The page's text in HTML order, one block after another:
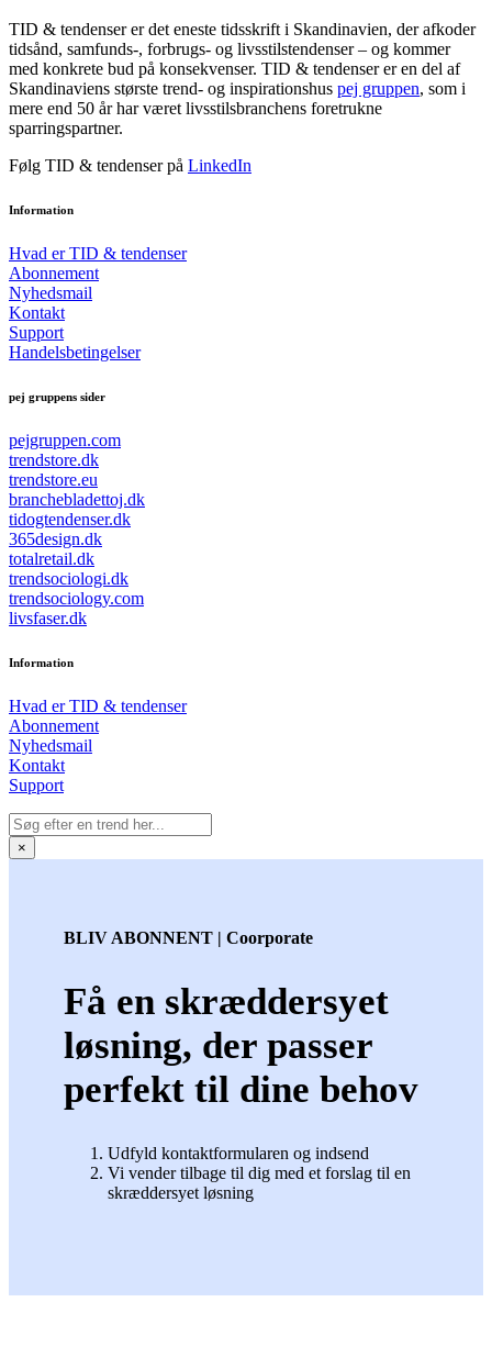
TID & tendenser er det eneste tidsskrift i Skandinavien, der afkoder
tidsånd, samfunds-, forbrugs- og livsstilstendenser – og kommer
med konkrete bud på konsekvenser. TID & tendenser er en del af
Skandinaviens største trend- og inspirationshus pej gruppen, som i
mere end 50 år har været livsstilsbranchens foretrukne
sparringspartner.
Følg TID & tendenser på LinkedIn
Information
Hvad er TID & tendenser
Abonnement
Nyhedsmail
Kontakt
Support
Handelsbetingelser
pej gruppens sider
pejgruppen.com
trendstore.dk
trendstore.eu
branchebladettoj.dk
tidogtendenser.dk
365design.dk
totalretail.dk
trendsociologi.dk
trendsociology.com
livsfaser.dk
Information
Hvad er TID & tendenser
Abonnement
Nyhedsmail
Kontakt
Support
×
BLIV ABONNENT | Coorporate
Få en skræddersyet
løsning, der passer
perfekt til dine behov
Udfyld kontaktformularen og indsend
Vi vender tilbage til dig med et forslag til en
skræddersyet løsning